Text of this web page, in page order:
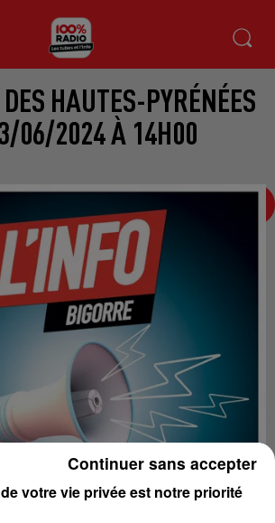
HAUTES-PYRÉNÉES
06/2024 À 14H00
votre vie privée est notre priorité
Continuer sans accepter